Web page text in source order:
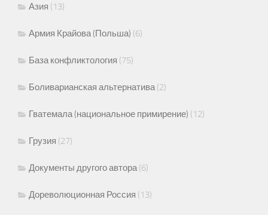
Азия (13)
Армия Крайова (Польша) (6)
База конфликтология (75)
Боливарианская альтернатива(2)
Гватемала (национальное примирение) (12)
Грузия (27)
Документы другого автора(6)
Дореволюционная Россия (13)